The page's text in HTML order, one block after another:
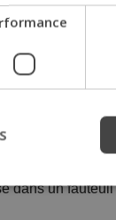
mon
jambes et je ne
dans un